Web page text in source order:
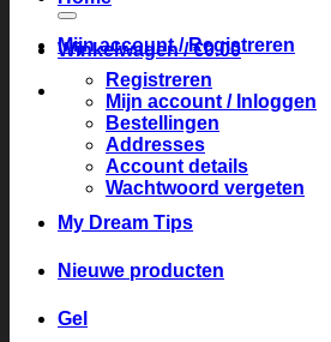
naar:
Winkelwagen /€0.00
Mijn account / Registreren
Registreren
Mijn account / Inloggen
Bestellingen
Addresses
Account details
Wachtwoord vergeten
My Dream Tips
Nieuwe producten
Gel